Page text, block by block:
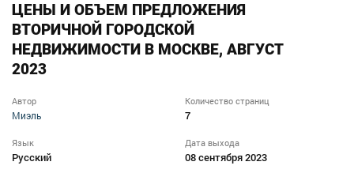
ЦЕНЫ И ОБЪЕМ ПРЕДЛОЖЕНИЯ
ВТОРИЧНОЙ ГОРОДСКОЙ
НЕДВИЖИМОСТИ В МОСКВЕ, АВГУСТ
2023
Автор
Миэль
Количество страниц
7
Язык
Русский
Дата выхода
08 сентября 2023